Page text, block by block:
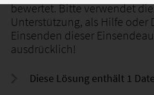
bewertet. Bitte verwendet
Unterstützung, als Hilfe oder
Einsenden dieser
ausdrücklich!
Diese Lösung enthält 1